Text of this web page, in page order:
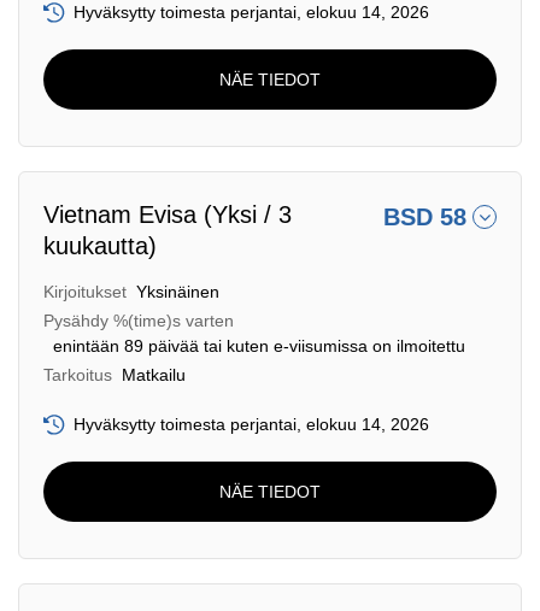
Hyväksytty toimesta perjantai, elokuu 14, 2026
NÄE TIEDOT
Vietnam Evisa (Yksi / 3
kuukautta)
BSD 58
Kirjoitukset Yksinäinen
Pysähdy %(time)s varten
enintään 89 päivää tai kuten e-viisumissa on ilmoitettu
Tarkoitus Matkailu
Hyväksytty toimesta perjantai, elokuu 14, 2026
NÄE TIEDOT